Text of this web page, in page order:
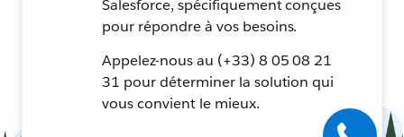
Salesforce, spécifiquement conçues
pour répondre à vos besoins.
Appelez-nous au (+33) 8 05 08 21
31 pour déterminer la solution qui
vous convient le mieux.